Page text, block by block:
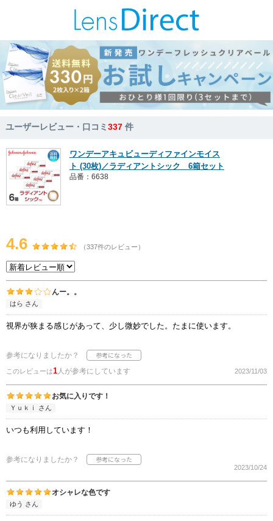
ユーザーレビュー・口コミ337 件
ワンデーアキュビューディファインモイス
ト (30枚)／ラディアントシック 6箱セット
品番：6638
4.6 （337件のレビュー）
んー。。
はら さん
視界が狭まる感じがあって、少し微妙でした。たまに使います。
参考になりましたか？
このレビューは1人が参考にしています 2023/11/03
お気に入りです！
Ｙｕｋｉ さん
いつも利用しています！
参考になりましたか？
2023/10/24
オシャレな色です
ゆう さん